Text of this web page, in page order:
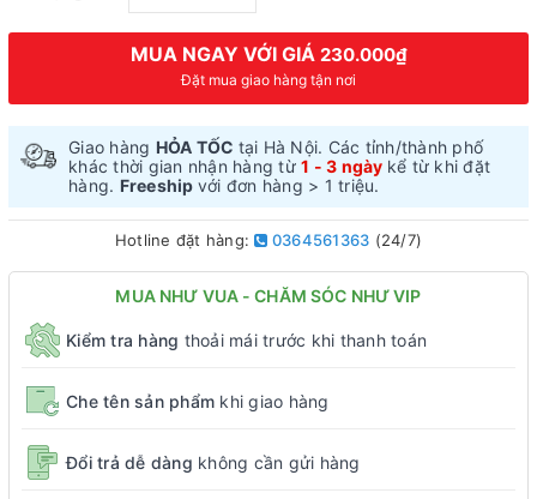
MUA NGAY VỚI GIÁ 230.000₫
Đặt mua giao hàng tận nơi
Giao hàng HỎA TỐC tại Hà Nội. Các tỉnh/thành phố
khác thời gian nhận hàng từ 1 - 3 ngày kể từ khi đặt
hàng. Freeship với đơn hàng > 1 triệu.
Hotline đặt hàng: 0364561363 (24/7)
MUA NHƯ VUA - CHĂM SÓC NHƯ VIP
Kiểm tra hàng thoải mái trước khi thanh toán
Che tên sản phẩm khi giao hàng
Đổi trả dễ dàng không cần gửi hàng